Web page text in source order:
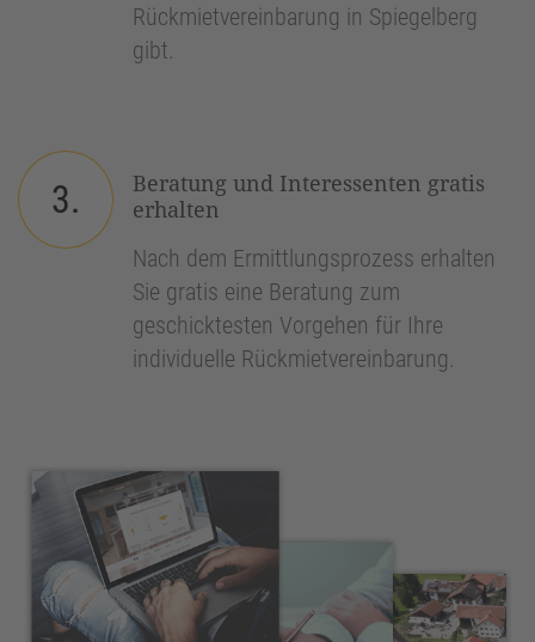
Rückmietvereinbarung in Spiegelberg
gibt.
3.
Beratung und Interessenten gratis
erhalten
Nach dem Ermittlungsprozess erhalten
Sie gratis eine Beratung zum
geschicktesten Vorgehen für Ihre
individuelle Rückmietvereinbarung.